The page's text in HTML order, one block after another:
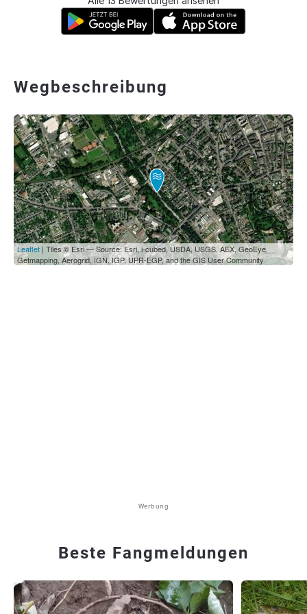
Wegbeschreibung
Leaflet | Tiles © Esri — Source: Esri, i-cubed, USDA, USGS, AEX, GeoEye,
Getmapping, Aerogrid, IGN, IGP, UPR-EGP, and the GIS User Community
Werbung
Beste Fangmeldungen